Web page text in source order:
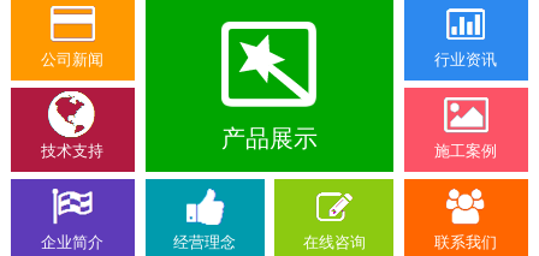
公司新闻
技术支持
企业简介
产品展示
经营理念 在线咨询
行业资讯
施工案例
联系我们